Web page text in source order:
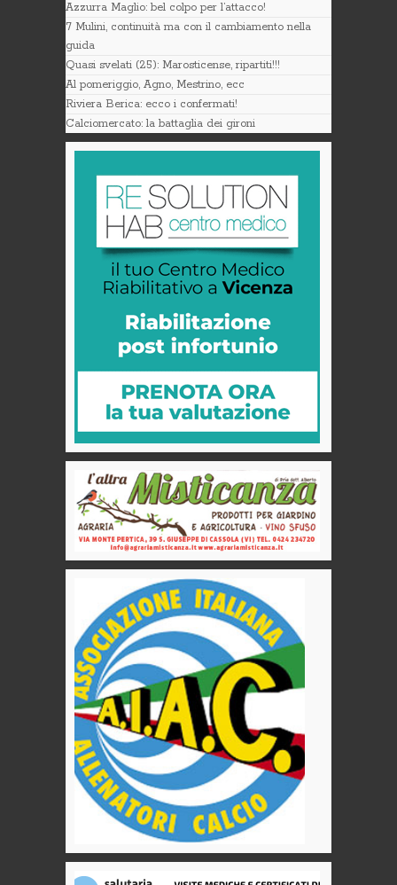
Azzurra Maglio: bel colpo per l’attacco!
7 Mulini, continuità ma con il cambiamento nella
guida
Quasi svelati (25): Marosticense, ripartiti!!!
Al pomeriggio, Agno, Mestrino, ecc
Riviera Berica: ecco i confermati!
Calciomercato: la battaglia dei gironi